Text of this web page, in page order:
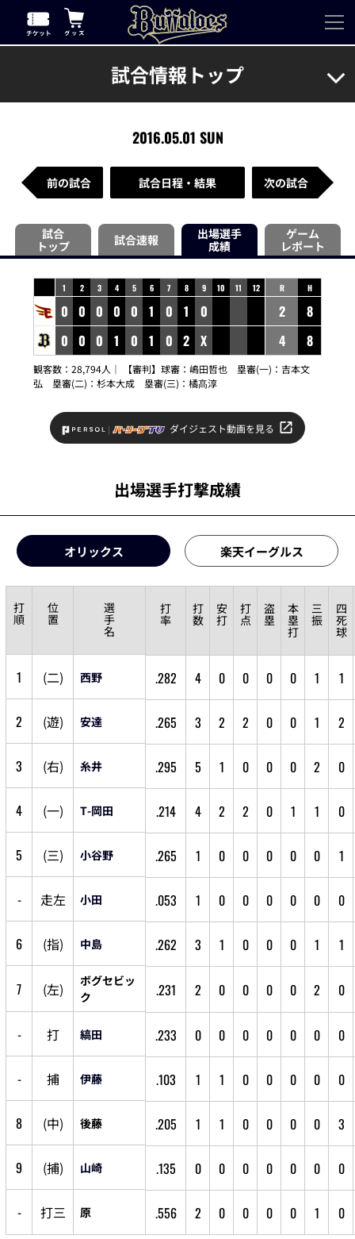
試合情報トップ
2016.05.01 SUN
前の試合 試合日程・結果 次の試合
試合
トップ
試合速報
出場選手
成績
ゲーム
レポート
1 2 3 4 5 6 7 8 9 10 11 12
0 0 0 0 0 1 0 1
0
0 0 0 1 0 1 0 2 X
R H
2
8
4
8
観客数：28,794人｜ 【審判】球審： 嶋田哲也 塁審(一)： 吉本文
弘 塁審(二)： 杉本大成 塁審(三)： 橘髙淳
ダイジェスト動画を見る
出場選手打撃成績
オリックス 楽天イーグルス
打
順
位
置
選
手
名
打
率
打
数
安
打
打
点
盗
塁
本
塁
打
三
振
四
死
球
1 (二) 西野 .282 4 0 0 0 0 1 1
2 (遊) 安達 .265 3 2 2 0 0 1 2
3 (右) 糸井 .295 5 1 0 0 0 2 0
4 (一) T-岡田 .214 4 2 2 0 1 1 0
5 (三) 小谷野 .265 1 0 0 0 0 0 1
- 走左 小田 .053 1 0 0 0 0 0 0
6 (指) 中島 .262 3 1 0 0 0 1 1
7 (左)
ボグセビッ
ク
.231 2 0 0 0 0 2 0
- 打 縞田 .233 0 0 0 0 0 0 0
- 捕 伊藤 .103 1 1 0 0 0 0 0
8 (中) 後藤 .205 1 1 0 0 0 0 3
9 (捕) 山崎 .135 0 0 0 0 0 0 0
- 打三 原 .556 2 0 0 0 0 1 0